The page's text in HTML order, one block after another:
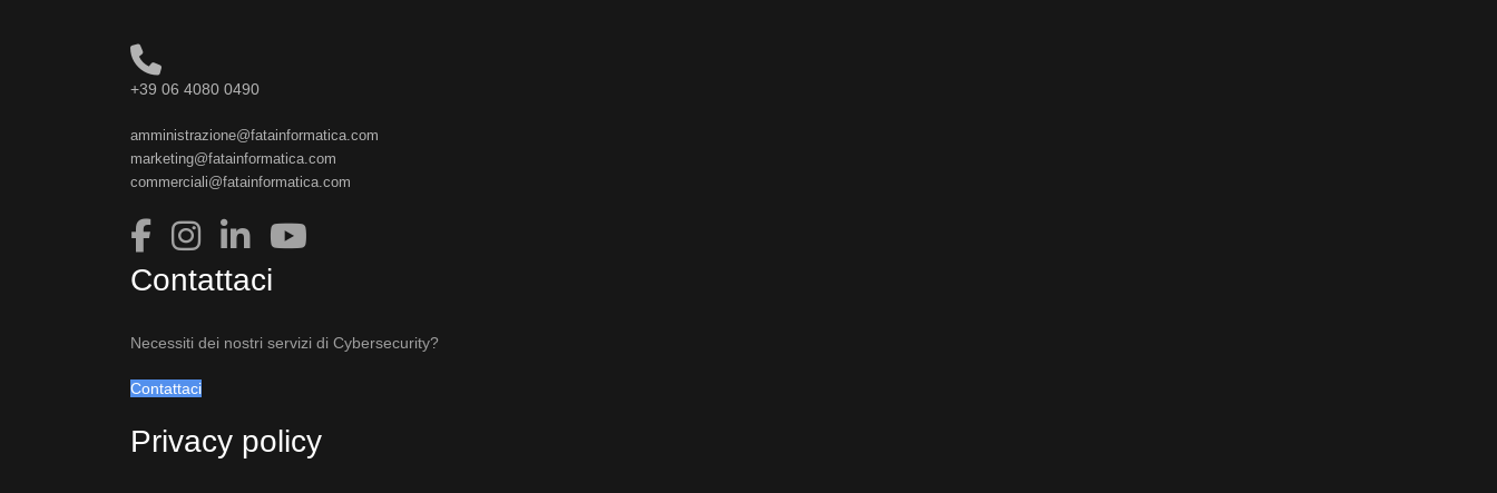
+39 06 4080 0490
amministrazione@fatainformatica.com
marketing@fatainformatica.com
commerciali@fatainformatica.com
Contattaci
Necessiti dei nostri servizi di Cybersecurity?
Contattaci
Privacy policy